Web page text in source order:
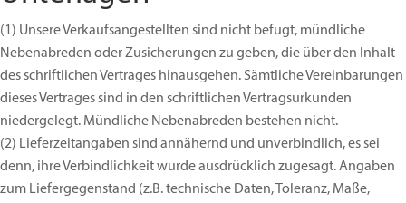
(1) Unsere Verkaufsangestellten sind nicht befugt, mündliche
Nebenabreden oder Zusicherungen zu geben, die über den Inhalt
des schriftlichen Vertrages hinausgehen. Sämtliche Vereinbarungen
dieses Vertrages sind in den schriftlichen Vertragsurkunden
niedergelegt. Mündliche Nebenabreden bestehen nicht.
(2) Lieferzeitangaben sind annähernd und unverbindlich, es sei
denn, ihre Verbindlichkeit wurde ausdrücklich zugesagt. Angaben
zum Liefergegenstand (z.B. technische Daten, Toleranz, Maße,